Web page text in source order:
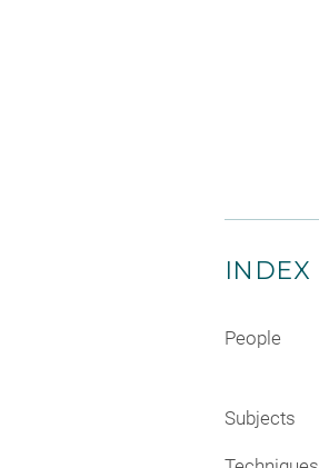
INDEX
People
Subjects